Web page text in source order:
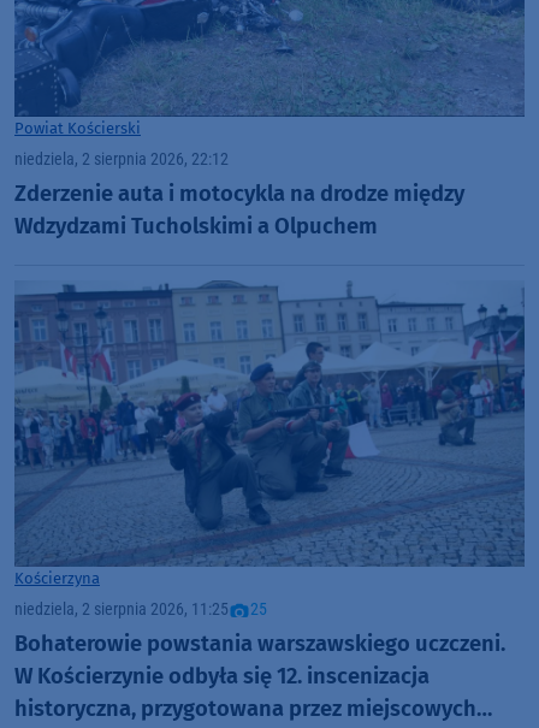
Powiat Kościerski
niedziela, 2 sierpnia 2026, 22:12
Zderzenie auta i motocykla na drodze między
Wdzydzami Tucholskimi a Olpuchem
Kościerzyna
niedziela, 2 sierpnia 2026, 11:25 25
Bohaterowie powstania warszawskiego uczczeni.
W Kościerzynie odbyła się 12. inscenizacja
historyczna, przygotowana przez miejscowych